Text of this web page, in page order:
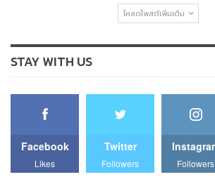
โหลดโพสต์เพิ่มเติม
STAY WITH US
Facebook
Likes
Twitter
Followers Followers